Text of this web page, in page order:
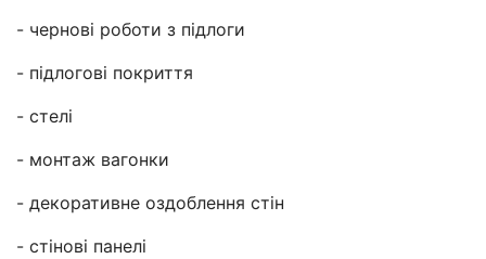
- чернові роботи з підлоги
- підлогові покриття
- стелі
- монтаж вагонки
- декоративне оздоблення стін
- стінові панелі